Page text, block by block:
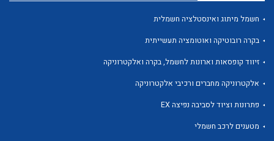
לכל מוצרי היצרן
חשמל מיתוג ואינסטלציה חשמלית
בקרה רובוטיקה ואוטומציה תעשייתית
זיווד קופסאות וארונות לחשמל, בקרה ואלקטרוניקה
אלקטרוניקה מחברים ורכיבי אלקטרוניקה
פתרונות וציוד לסביבה נפיצה EX
מטענים לרכב חשמלי